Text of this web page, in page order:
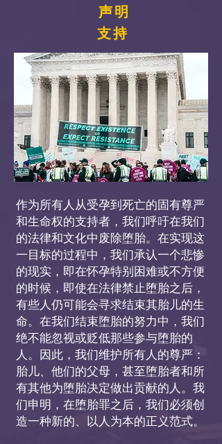
声明
支持
作为所有人从受孕到死亡的固有尊严
和生命权的支持者，我们呼吁在我们
的法律和文化中废除堕胎。在实现这
一目标的过程中，我们承认一个悲惨
的现实，即在怀孕特别困难或不方便
的时候，即使在法律禁止堕胎之后，
有些人仍可能会寻求结束其胎儿的生
命。在我们结束堕胎的努力中，我们
绝不能忽视或贬低那些参与堕胎的
人。因此，我们维护所有人的尊严：
胎儿、他们的父母，甚至堕胎者和所
有其他为堕胎决定做出贡献的人。我
们申明，在堕胎罪之后，我们必须创
造一种新的、以人为本的正义范式。